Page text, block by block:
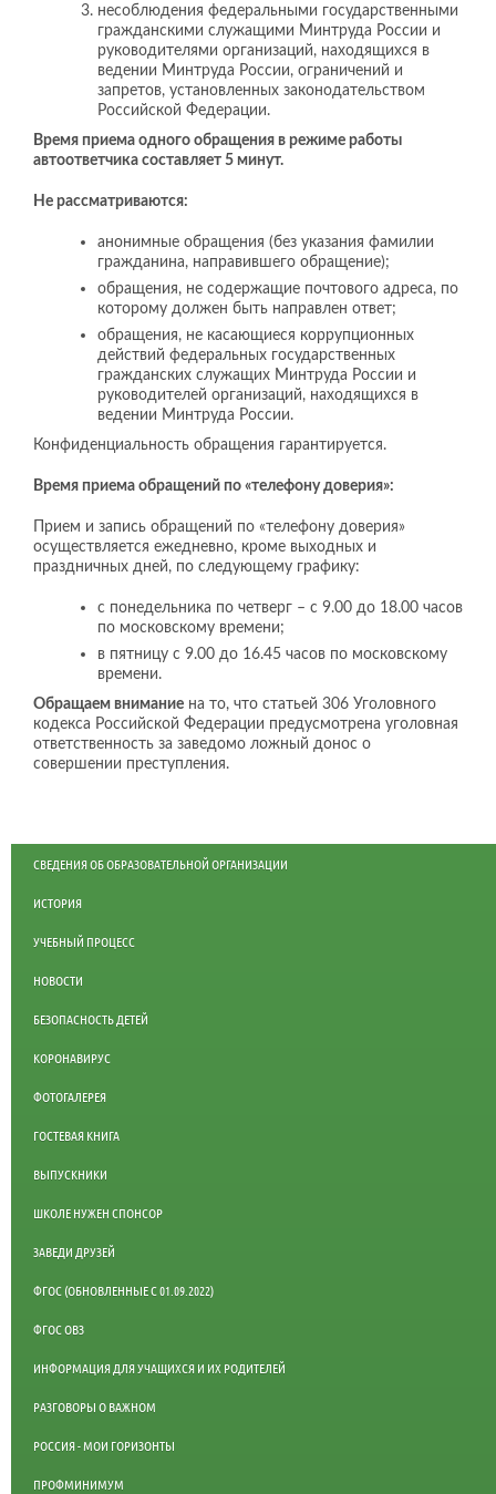
несоблюдения федеральными государственными
гражданскими служащими Минтруда России и
руководителями организаций, находящихся в
ведении Минтруда России, ограничений и
запретов, установленных законодательством
Российской Федерации.
Время приема одного обращения в режиме работы
автоответчика составляет 5 минут.
Не рассматриваются:
анонимные обращения (без указания фамилии
гражданина, направившего обращение);
обращения, не содержащие почтового адреса, по
которому должен быть направлен ответ;
обращения, не касающиеся коррупционных
действий федеральных государственных
гражданских служащих Минтруда России и
руководителей организаций, находящихся в
ведении Минтруда России.
Конфиденциальность обращения гарантируется.
Время приема обращений по «телефону доверия»:
Прием и запись обращений по «телефону доверия»
осуществляется ежедневно, кроме выходных и
праздничных дней, по следующему графику:
с понедельника по четверг – с 9.00 до 18.00 часов
по московскому времени;
в пятницу с 9.00 до 16.45 часов по московскому
времени.
Обращаем внимание на то, что статьей 306 Уголовного
кодекса Российской Федерации предусмотрена уголовная
ответственность за заведомо ложный донос о
совершении преступления.
СВЕДЕНИЯ ОБ ОБРАЗОВАТЕЛЬНОЙ ОРГАНИЗАЦИИ
ИСТОРИЯ
УЧЕБНЫЙ ПРОЦЕСС
НОВОСТИ
БЕЗОПАСНОСТЬ ДЕТЕЙ
КОРОНАВИРУС
ФОТОГАЛЕРЕЯ
ГОСТЕВАЯ КНИГА
ВЫПУСКНИКИ
ШКОЛЕ НУЖЕН СПОНСОР
ЗАВЕДИ ДРУЗЕЙ
ФГОС (ОБНОВЛЕННЫЕ С 01.09.2022)
ФГОС ОВЗ
ИНФОРМАЦИЯ ДЛЯ УЧАЩИХСЯ И ИХ РОДИТЕЛЕЙ
РАЗГОВОРЫ О ВАЖНОМ
РОССИЯ - МОИ ГОРИЗОНТЫ
ПРОФМИНИМУМ